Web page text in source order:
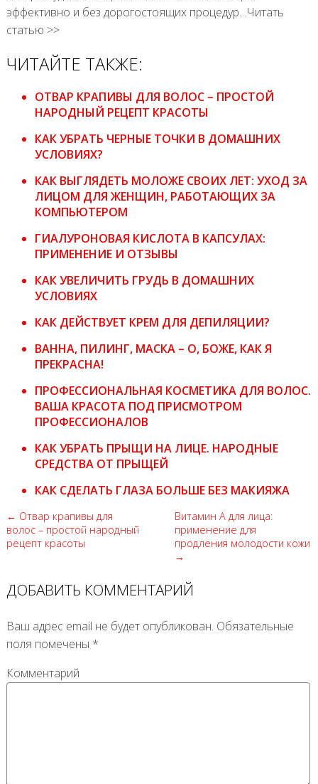
эффективно и без дорогостоящих процедур…Читать
статью >>
ЧИТАЙТЕ ТАКЖЕ:
ОТВАР КРАПИВЫ ДЛЯ ВОЛОС – ПРОСТОЙ
НАРОДНЫЙ РЕЦЕПТ КРАСОТЫ
КАК УБРАТЬ ЧЕРНЫЕ ТОЧКИ В ДОМАШНИХ
УСЛОВИЯХ?
КАК ВЫГЛЯДЕТЬ МОЛОЖЕ СВОИХ ЛЕТ: УХОД ЗА
ЛИЦОМ ДЛЯ ЖЕНЩИН, РАБОТАЮЩИХ ЗА
КОМПЬЮТЕРОМ
ГИАЛУРОНОВАЯ КИСЛОТА В КАПСУЛАХ:
ПРИМЕНЕНИЕ И ОТЗЫВЫ
КАК УВЕЛИЧИТЬ ГРУДЬ В ДОМАШНИХ
УСЛОВИЯХ
КАК ДЕЙСТВУЕТ КРЕМ ДЛЯ ДЕПИЛЯЦИИ?
ВАННА, ПИЛИНГ, МАСКА – О, БОЖЕ, КАК Я
ПРЕКРАСНА!
ПРОФЕССИОНАЛЬНАЯ КОСМЕТИКА ДЛЯ ВОЛОС.
ВАША КРАСОТА ПОД ПРИСМОТРОМ
ПРОФЕССИОНАЛОВ
КАК УБРАТЬ ПРЫЩИ НА ЛИЦЕ. НАРОДНЫЕ
СРЕДСТВА ОТ ПРЫЩЕЙ
КАК СДЕЛАТЬ ГЛАЗА БОЛЬШЕ БЕЗ МАКИЯЖА
← Отвар крапивы для
волос – простой народный
рецепт красоты
Витамин А для лица:
применение для
продления молодости кожи
→
ДОБАВИТЬ КОММЕНТАРИЙ
Ваш адрес email не будет опубликован. Обязательные
поля помечены *
Комментарий